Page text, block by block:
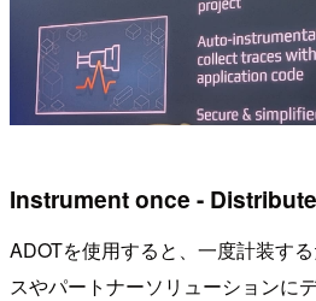
Instrument once -
ADOTを使用すると、一度計装す
スやパートナーソリューションに